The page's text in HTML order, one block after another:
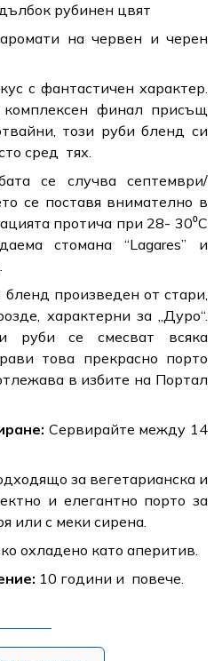
рубинен цвят
на червен и черен
с фантастичен характер.
финал присъщ
този руби бленд си
сред тях.
се случва септември/
се поставя внимателно в
протича при 28- 30⁰C
стомана “Lagares” и
бленд произведен от стари,
характерни за „Дуро“.
руби се смесват всяка
това прекрасно порто
в избите на Портал
Сервирайте между 14
за вегетарианска и
и елегантно порто за
или с меки сирена.
охладено като аперитив.
10 години и повече.